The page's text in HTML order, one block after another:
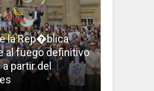
la Rep�blica
fuego definitivo
partir del